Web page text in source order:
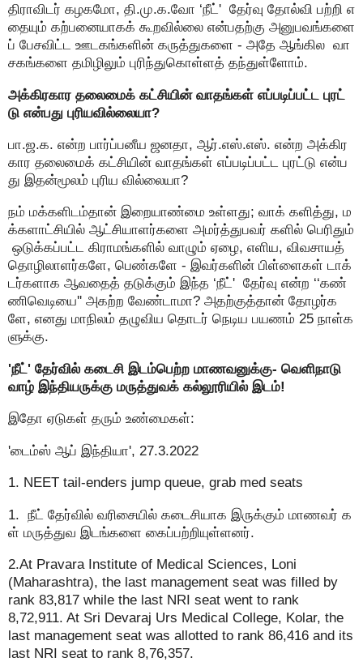
திராவிடர் கழகமோ, தி.மு.க.வோ ‘நீட்' தேர்வு தோல்வி பற்றி எ
தையும் கற்பனையாகக் கூறவில்லை என்பதற்கு அனுபவங்களை
ப் பேசவிட்ட ஊடகங்களின் கருத்துகளை - அதே ஆங்கில வா
சகங்களை தமிழிலும் புரிந்துகொள்ளத் தந்துள்ளோம்.
அக்கிரகார தலைமைக் கட்சியின் வாதங்கள் எப்படிப்பட்ட புரட்
டு என்பது புரியவில்லையா?
பா.ஜ.க. என்ற பார்ப்பனீய ஜனதா, ஆர்.எஸ்.எஸ். என்ற அக்கிர
கார தலைமைக் கட்சியின் வாதங்கள் எப்படிப்பட்ட புரட்டு என்ப
து இதன்மூலம் புரிய வில்லையா?
நம் மக்களிடம்தான் இறையாண்மை உள்ளது; வாக் களித்து, ம
க்களாட்சியில் ஆட்சியாளர்களை அமர்த்துபவர் களில் பெரிதும்
ஒடுக்கப்பட்ட கிராமங்களில் வாழும் ஏழை, எளிய, விவசாயத்
தொழிலாளர்களே, பெண்களே - இவர்களின் பிள்ளைகள் டாக்
டர்களாக ஆவதைத் தடுக்கும் இந்த ‘நீட்' தேர்வு என்ற ‘‘கண்
ணிவெடியை'' அகற்ற வேண்டாமா? அதற்குத்தான் தோழர்க
ளே, எனது மாநிலம் தழுவிய தொடர் நெடிய பயணம் 25 நாள்க
ளுக்கு.
'நீட்' தேர்வில் கடைசி இடம்பெற்ற மாணவனுக்கு- வெளிநாடு
வாழ் இந்தியருக்கு மருத்துவக் கல்லூரியில் இடம்!
இதோ ஏடுகள் தரும் உண்மைகள்:
'டைம்ஸ் ஆப் இந்தியா', 27.3.2022
1. NEET tail-enders jump queue, grab med seats
1. நீட் தேர்வில் வரிசையில் கடைசியாக இருக்கும் மாணவர் க
ள் மருத்துவ இடங்களை கைப்பற்றியுள்ளனர்.
2.At Pravara Institute of Medical Sciences, Loni
(Maharashtra), the last management seat was filled by
rank 83,817 while the last NRI seat went to rank
8,72,911. At Sri Devaraj Urs Medical College, Kolar, the
last management seat was allotted to rank 86,416 and its
last NRI seat to rank 8,76,357.